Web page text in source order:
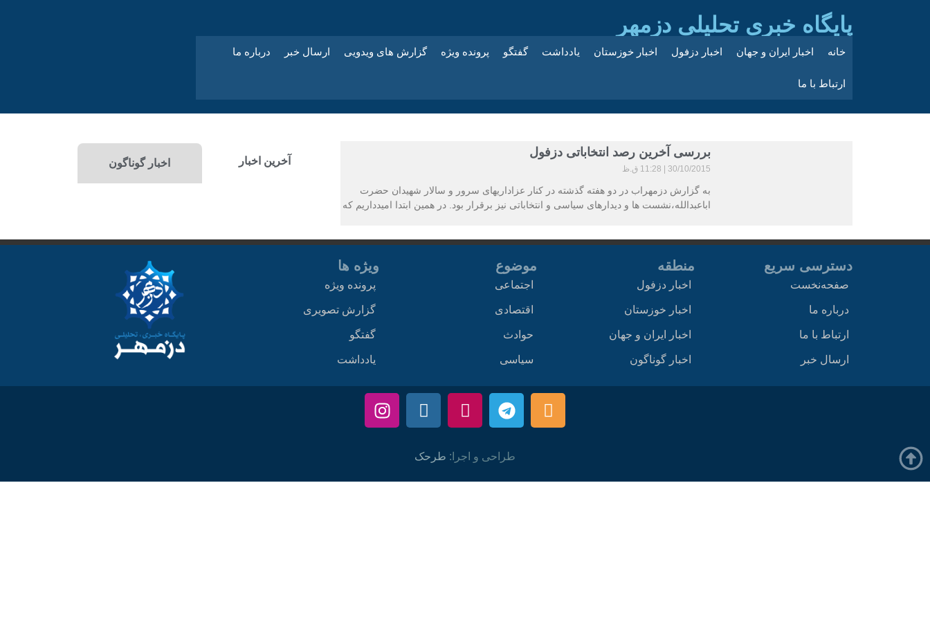
پایگاه خبری تحلیلی دزمهر
خانه اخبار ایران و جهان اخبار دزفول اخبار خوزستان یادداشت گفتگو پرونده ویژه گزارش های ویدویی ارسال خبر درباره ما
ارتباط با ما
بررسی آخرین رصد انتخاباتی دزفول
30/10/2015 11:28 ق.ظ
به گزارش دزمهراب در دو هفته گذشته در کنار عزاداریهای سرور و سالار شهیدان حضرت
اباعبدالله،نشست ها و دیدارهای سیاسی و انتخاباتی نیز برقرار بود. در همین ابتدا امیدداریم که
آخرین اخبار اخبار گوناگون
دسترسی سریع
صفحه‌نخست
درباره ما
ارتباط با ما
ارسال خبر
منطقه
اخبار دزفول
اخبار خوزستان
اخبار ایران و جهان
اخبار گوناگون
موضوع
اجتماعی
اقتصادی
حوادث
سیاسی
ویژه ها
پرونده ویژه
گزارش تصویری
گفتگو
یادداشت
طراحی و اجرا: طرحک